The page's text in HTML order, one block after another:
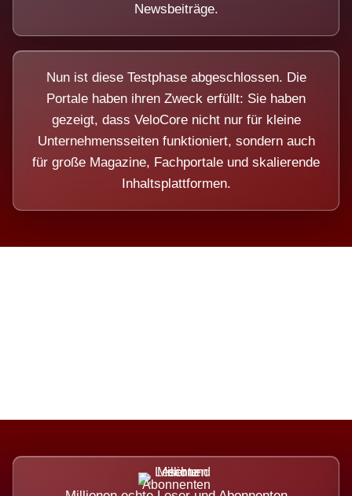
Newsbeiträge.
Nun ist diese Testphase abgeschlossen. Die
Portale haben ihren Zweck erfüllt: Sie haben
gezeigt, dass VeloCore nicht nur für kleine
Unternehmensseiten funktioniert, sondern auch
für große Magazine, Fachportale und skalierende
Inhaltsplattformen.